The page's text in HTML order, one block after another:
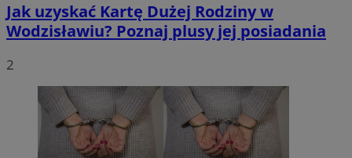
Jak uzyskać Kartę Dużej Rodziny w
Wodzisławiu? Poznaj plusy jej posiadania
2